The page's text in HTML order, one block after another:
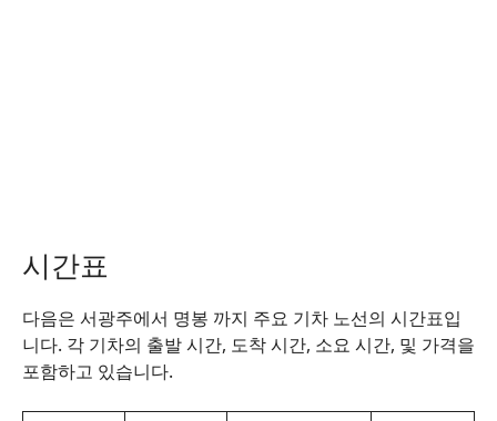
시간표
다음은 서광주에서 명봉 까지 주요 기차 노선의 시간표입
니다. 각 기차의 출발 시간, 도착 시간, 소요 시간, 및 가격을
포함하고 있습니다.